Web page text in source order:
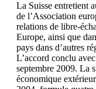
La Suisse entretient
de l’Association
relations de libre-
Europe, ainsi que
pays dans d’autres
L’accord conclu
septembre 2009. La
économique